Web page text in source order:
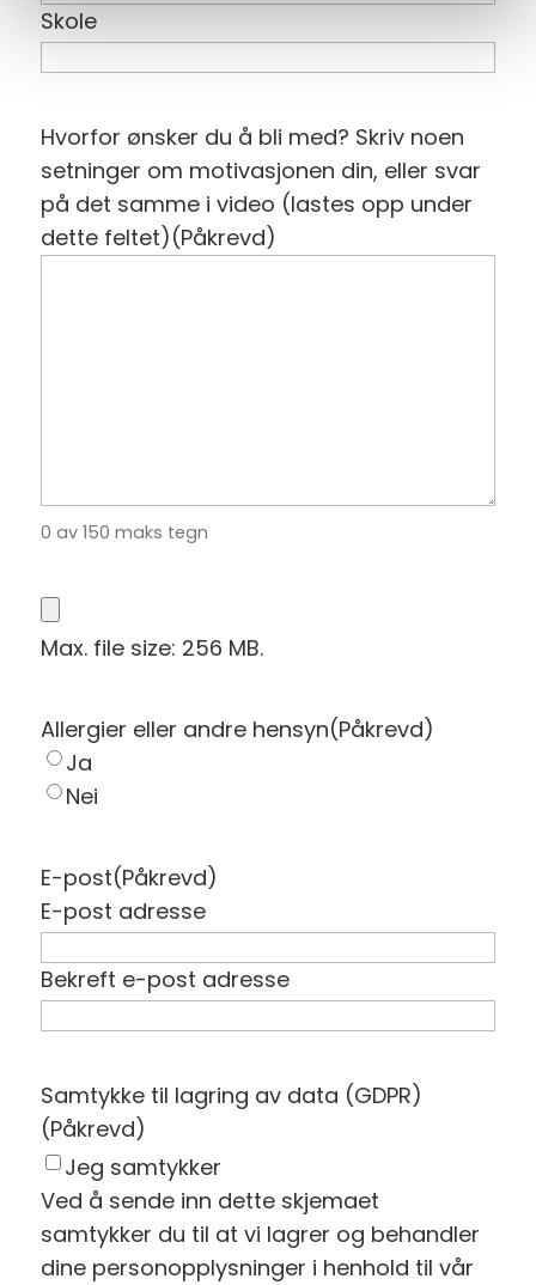
Skole
Hvorfor ønsker du å bli med? Skriv noen
setninger om motivasjonen din, eller svar
på det samme i video (lastes opp under
dette feltet)(Påkrevd)
0 av 150 maks tegn
Max. file size: 256 MB.
Allergier eller andre hensyn(Påkrevd)
Ja
Nei
E-post(Påkrevd)
E-post adresse
Bekreft e-post adresse
Samtykke til lagring av data (GDPR)
(Påkrevd)
Jeg samtykker
Ved å sende inn dette skjemaet
samtykker du til at vi lagrer og behandler
dine personopplysninger i henhold til vår